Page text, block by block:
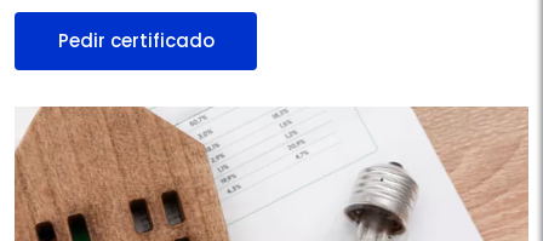
Pedir certificado